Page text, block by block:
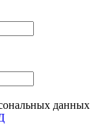
данных